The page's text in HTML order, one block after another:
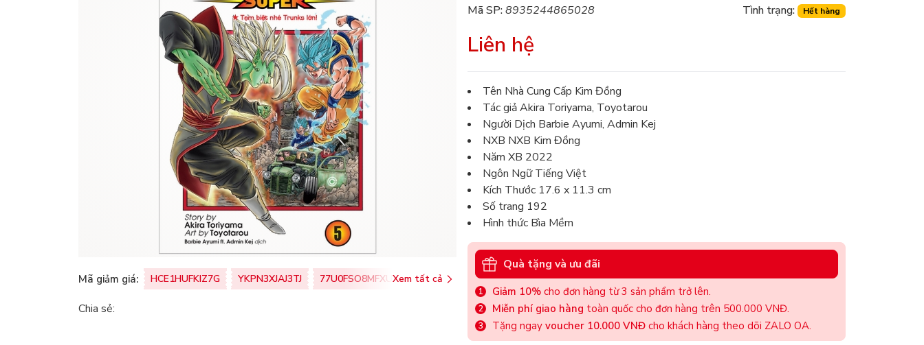
Mã giảm giá: HCE1HUFKIZ7G YKPN3XJAJ3TJ 77U0FSO8MFXU Xem tất cả
Chia sẻ:
Mã SP:8935244865028 Tình trạng: Hết hàng
Liên hệ
Tên Nhà Cung Cấp Kim Đồng
Tác giả Akira Toriyama, Toyotarou
Người Dịch Barbie Ayumi, Admin Kej
NXB NXB Kim Đồng
Năm XB 2022
Ngôn Ngữ Tiếng Việt
Kích Thước 17.6 x 11.3 cm
Số trang 192
Hình thức Bìa Mềm
Quà tặng và ưu đãi
Giảm 10% cho đơn hàng từ 3 sản phẩm trở lên.
Miễn phí giao hàng toàn quốc cho đơn hàng trên 500.000 VNĐ.
Tặng ngay voucher 10.000 VNĐ cho khách hàng theo dõi ZALO OA.